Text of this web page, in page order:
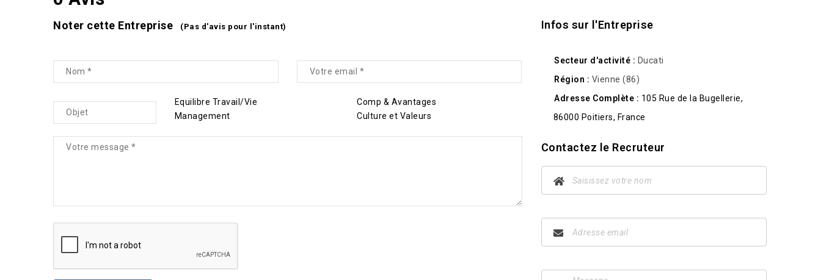
Noter cette Entreprise (Pas d'avis pour l'instant)
Equilibre Travail/Vie
Comp & Avantages
Management
Culture et Valeurs
Infos sur l'Entreprise
Secteur d'activité
Ducati
Région
Vienne (86)
Adresse Complète
105 Rue de la Bugellerie,
86000 Poitiers, France
Contactez le Recruteur